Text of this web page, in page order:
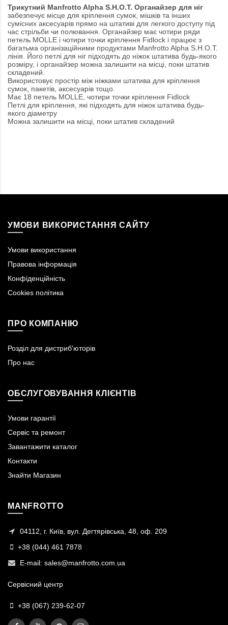
Трикутний Manfrotto Alpha S.H.O.T. Органайзер для ніг
забезпечує місце для кріплення сумок, мішків та інших
сумісних аксесуарів прямо на штативі для легкого доступу під
час стрільби чи полювання. Органайзер має чотири ряди
петель MOLLE і чотири точки кріплення Fidlock і працює з
багатьма організаційними продуктами Manfrotto Alpha S.H.O.T.
лінія. Його петлі для ніг підходять до ніжок штатива будь-якого
розміру, і органайзер можна залишити на місці, поки штатив
складений.
Використовує простір між ніжками штатива для кріплення
сумок, пакетів, аксесуарів тощо.
Має 18 петель MOLLE, чотири точки кріплення Fidlock
Петлі для кріплення, які підходять для ніжок штатива будь-
якого діаметру
Можна залишити на місці, поки штатив складений
УМОВИ ВИКОРИСТАННЯ САЙТУ
Умови використання
Правова інформація
Конфіденційність
Cookies політика
ПРО КОМПАНІЮ
Розділ для дистриб'юторів
Про нас
ОБСЛУГОВУВАННЯ КЛІЄНТІВ
Умови гарантії
Сервіс та ремонт
Завантажити каталог
Контакти
Знайти Магазин
MANFROTTO
04112, г. Київ, вул. Дегтярівська, 48, оф. 209
+38 (044) 461 7878
E-mail: sales@manfrotto.com.ua
Сервісний центр
+38 (067) 239-62-07